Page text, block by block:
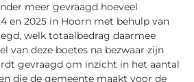
meer gevraagd hoeveel
en 2025 in Hoorn met behulp van
welk totaalbedrag daarmee
van deze boetes na bezwaar zijn
gevraagd om inzicht in het aantal
die de gemeente maakt voor de